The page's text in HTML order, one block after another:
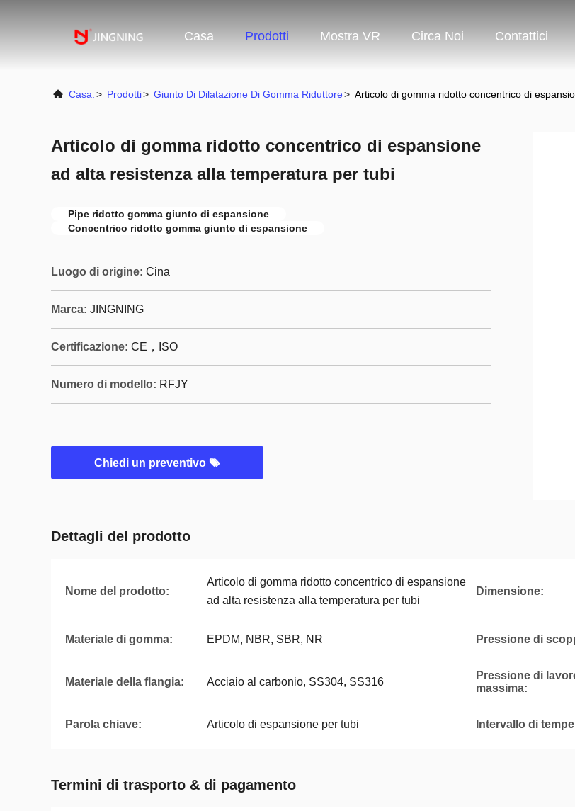
Casa Prodotti Mostra VR Circa Noi Contattici
Casa. > Prodotti> Giunto Di Dilatazione Di Gomma Riduttore> Articolo di gomma ridotto concentrico di
Articolo di gomma ridotto concentrico di espansione
ad alta resistenza alla temperatura per tubi
Pipe ridotto gomma giunto di espansione
Concentrico ridotto gomma giunto di espansione
Luogo di origine: Cina
Marca: JINGNING
Certificazione: CE，ISO
Numero di modello: RFJY
Chiedi un preventivo
Dettagli del prodotto
Nome del prodotto:
Articolo di gomma ridotto concentrico di espansione
ad alta resistenza alla temperatura per tubi
Dimensione:
Materiale di gomma: EPDM, NBR, SBR, NR Pressione di
Materiale della flangia: Acciaio al carbonio, SS304, SS316
Pressione di
massima:
Parola chiave: Articolo di espansione per tubi Intervallo di
Termini di trasporto & di pagamento